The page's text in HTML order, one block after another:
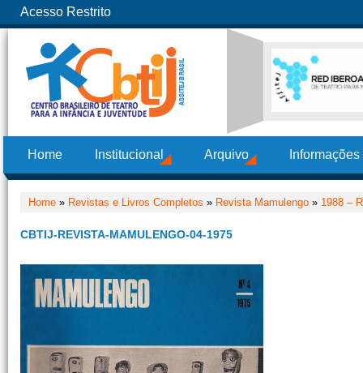
Acesso Restrito
Home Institucional Arquivo
Home » Revistas e Livros Completos » Revista Mamulengo » 1988 –
CBTIJ-REVISTA-MAMULENGO-04-1975